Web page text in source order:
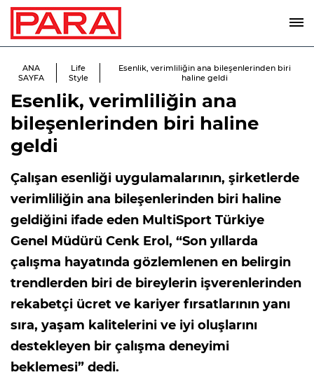
ANA
SAYFA
Life
Style
Esenlik, verimliliğin ana bileşenlerinden biri
haline geldi
Esenlik, verimliliğin ana
bileşenlerinden biri haline
geldi
Çalışan esenliği uygulamalarının, şirketlerde
verimliliğin ana bileşenlerinden biri haline
geldiğini ifade eden MultiSport Türkiye
Genel Müdürü Cenk Erol, “Son yıllarda
çalışma hayatında gözlemlenen en belirgin
trendlerden biri de bireylerin işverenlerinden
rekabetçi ücret ve kariyer fırsatlarının yanı
sıra, yaşam kalitelerini ve iyi oluşlarını
destekleyen bir çalışma deneyimi
beklemesi” dedi.